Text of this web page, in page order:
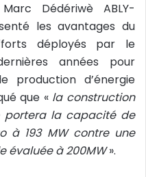
Dédériwè ABLY-
les avantages du
déployés par le
années pour
production d’énergie
que « la construction
portera la capacité de
à 193 MW contre une
évaluée à 200MW».